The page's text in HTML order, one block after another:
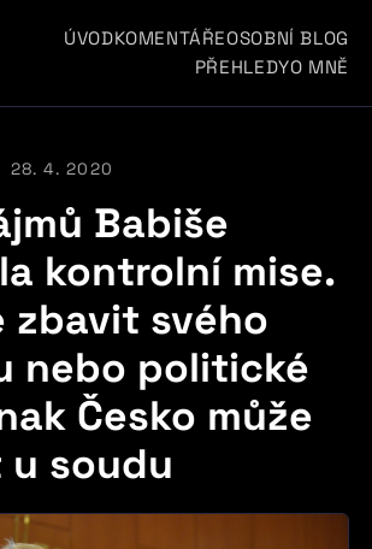
ÚVODKOMENTÁŘEOSOBNÍ BLOG
PŘEHLEDYO MNĚ
28. 4. 2020
Babiše
kontrolní mise.
zbavit svého
nebo politické
Česko může
soudu